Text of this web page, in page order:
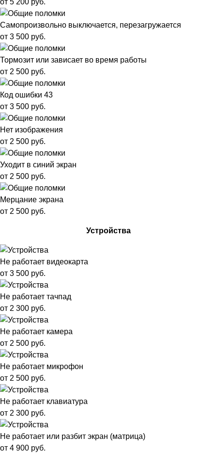
от 5 200 руб.
Самопроизвольно выключается, перезагружается
от 3 500 руб.
Тормозит или зависает во время работы
от 2 500 руб.
Код ошибки 43
от 3 500 руб.
Нет изображения
от 2 500 руб.
Уходит в синий экран
от 2 500 руб.
Мерцание экрана
от 2 500 руб.
Устройства
Не работает видеокарта
от 3 500 руб.
Не работает тачпад
от 2 300 руб.
Не работает камера
от 2 500 руб.
Не работает микрофон
от 2 500 руб.
Не работает клавиатура
от 2 300 руб.
Не работает или разбит экран (матрица)
от 4 900 руб.